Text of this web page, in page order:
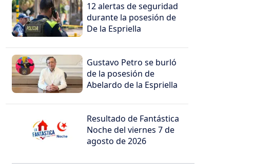
12 alertas de seguridad
durante la posesión de
De la Espriella
Gustavo Petro se burló
de la posesión de
Abelardo de la Espriella
Resultado de Fantástica
Noche del viernes 7 de
agosto de 2026